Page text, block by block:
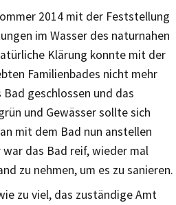
2014 mit der Feststellung
im Wasser des naturnahen
Klärung konnte mit der
Familienbades nicht mehr
geschlossen und das
und Gewässer sollte sich
mit dem Bad nun anstellen
das Bad reif, wieder mal
zu nehmen, um es zu sanieren.
zu viel, das zuständige Amt